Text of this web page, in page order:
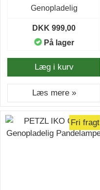
Genopladelig
DKK 999,00
På lager
Læg i kurv
Læs mere »
Fri fragt